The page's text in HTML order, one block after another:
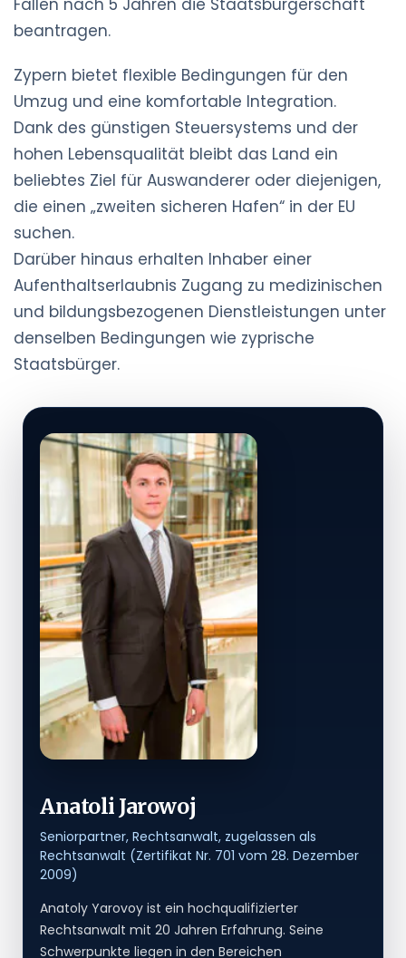
Fällen nach 5 Jahren die Staatsbürgerschaft
beantragen.
Zypern bietet flexible Bedingungen für den
Umzug und eine komfortable Integration.
Dank des günstigen Steuersystems und der
hohen Lebensqualität bleibt das Land ein
beliebtes Ziel für Auswanderer oder diejenigen,
die einen „zweiten sicheren Hafen“ in der EU
suchen.
Darüber hinaus erhalten Inhaber einer
Aufenthaltserlaubnis Zugang zu medizinischen
und bildungsbezogenen Dienstleistungen unter
denselben Bedingungen wie zyprische
Staatsbürger.
Anatoli Jarowoj
Seniorpartner, Rechtsanwalt, zugelassen als
Rechtsanwalt (Zertifikat Nr. 701 vom 28. Dezember
2009)
Anatoly Yarovoy ist ein hochqualifizierter
Rechtsanwalt mit 20 Jahren Erfahrung. Seine
Schwerpunkte liegen in den Bereichen